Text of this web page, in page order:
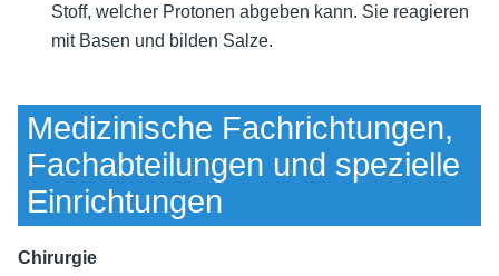
Stoff, welcher Protonen abgeben kann. Sie reagieren
mit Basen und bilden Salze.
Medizinische Fachrichtungen,
Fachabteilungen und spezielle
Einrichtungen
Chirurgie